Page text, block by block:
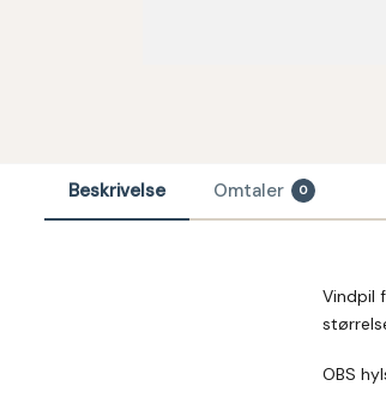
Beskrivelse Omtaler 0
Vindpil
OBS